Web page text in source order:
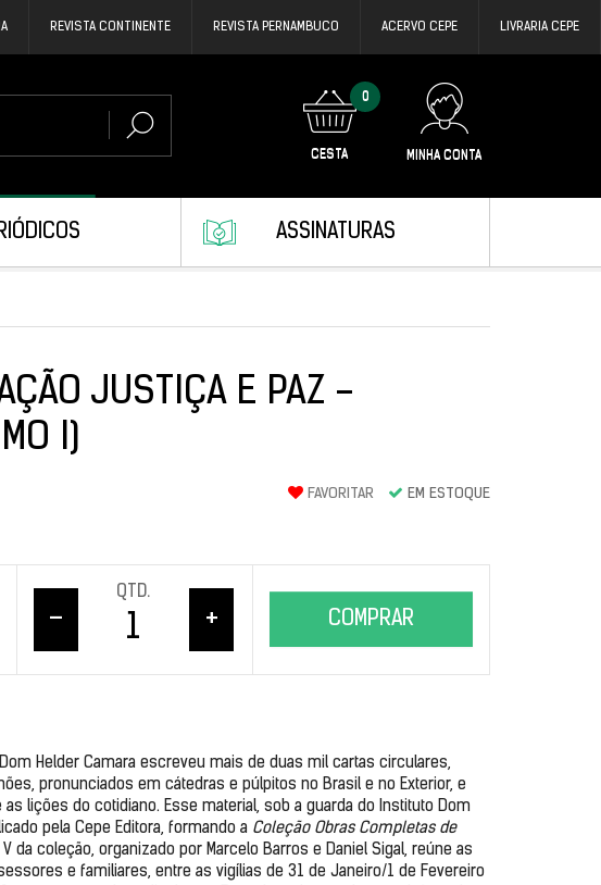
REVISTA CONTINENTE REVISTA PERNAMBUCO ACERVO CEPE LIVRARIA CEPE
0
CESTA MINHA CONTA
ASSINATURAS
JUSTIÇA E PAZ -
I)
FAVORITAR EM ESTOQUE
–
QTD.
+ COMPRAR
Helder Camara escreveu mais de duas mil cartas circulares,
pronunciados em cátedras e púlpitos no Brasil e no Exterior, e
lições do cotidiano. Esse material, sob a guarda do Instituto Dom
pela Cepe Editora, formando a Coleção Obras Completas de
da coleção, organizado por Marcelo Barros e Daniel Sigal, reúne as
e familiares, entre as vigílias de 31 de Janeiro/1 de Fevereiro